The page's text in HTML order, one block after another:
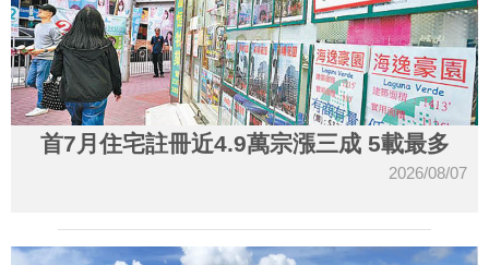
首7月住宅註冊近4.9萬宗漲三成 5載最多
2026/08/07